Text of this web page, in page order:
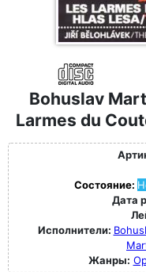
Bohuslav
Larmes du
Состояние:
Дата
Исполнители:
Жанры: